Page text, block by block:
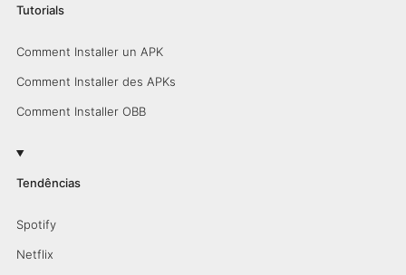
Tutorials
Comment Installer un APK
Comment Installer des APKs
Comment Installer OBB
Tendências
Spotify
Netflix